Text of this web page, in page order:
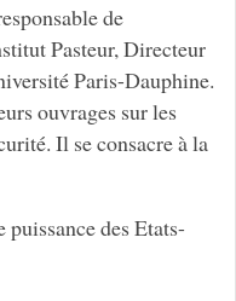
de
Pasteur, Directeur
Paris-Dauphine.
ouvrages sur les
Il se consacre à la
des Etats-